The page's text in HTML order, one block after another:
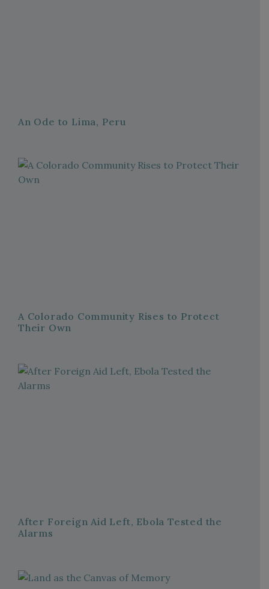
An Ode to Lima, Peru
A Colorado Community Rises to Protect
Their Own
After Foreign Aid Left, Ebola Tested the
Alarms